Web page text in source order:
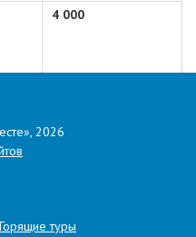
4 000
3 обеда)
2026
Горящие туры